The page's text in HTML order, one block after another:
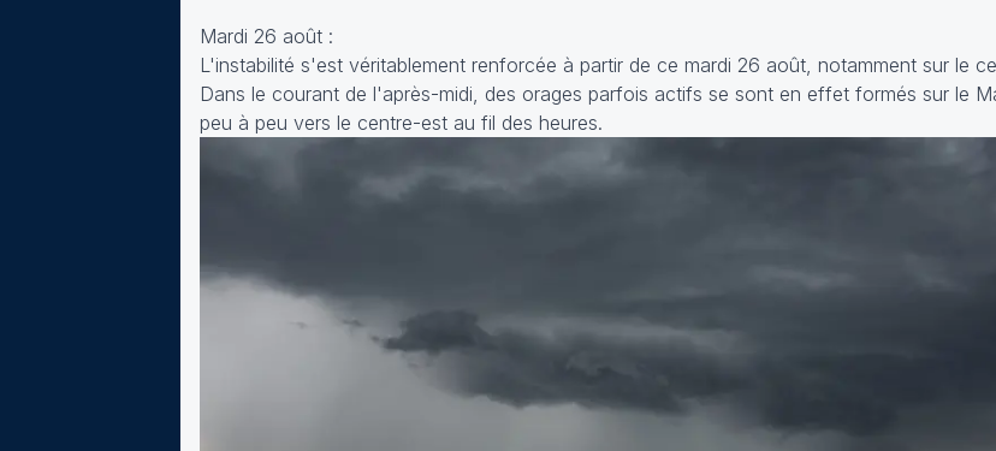
Mardi 26 août :
L'instabilité s'est véritablement renforcée à partir de ce mardi 26 août, notamment sur le
Dans le courant de l'après-midi, des orages parfois actifs se sont en effet formés sur le
peu à peu vers le centre-est au fil des heures.